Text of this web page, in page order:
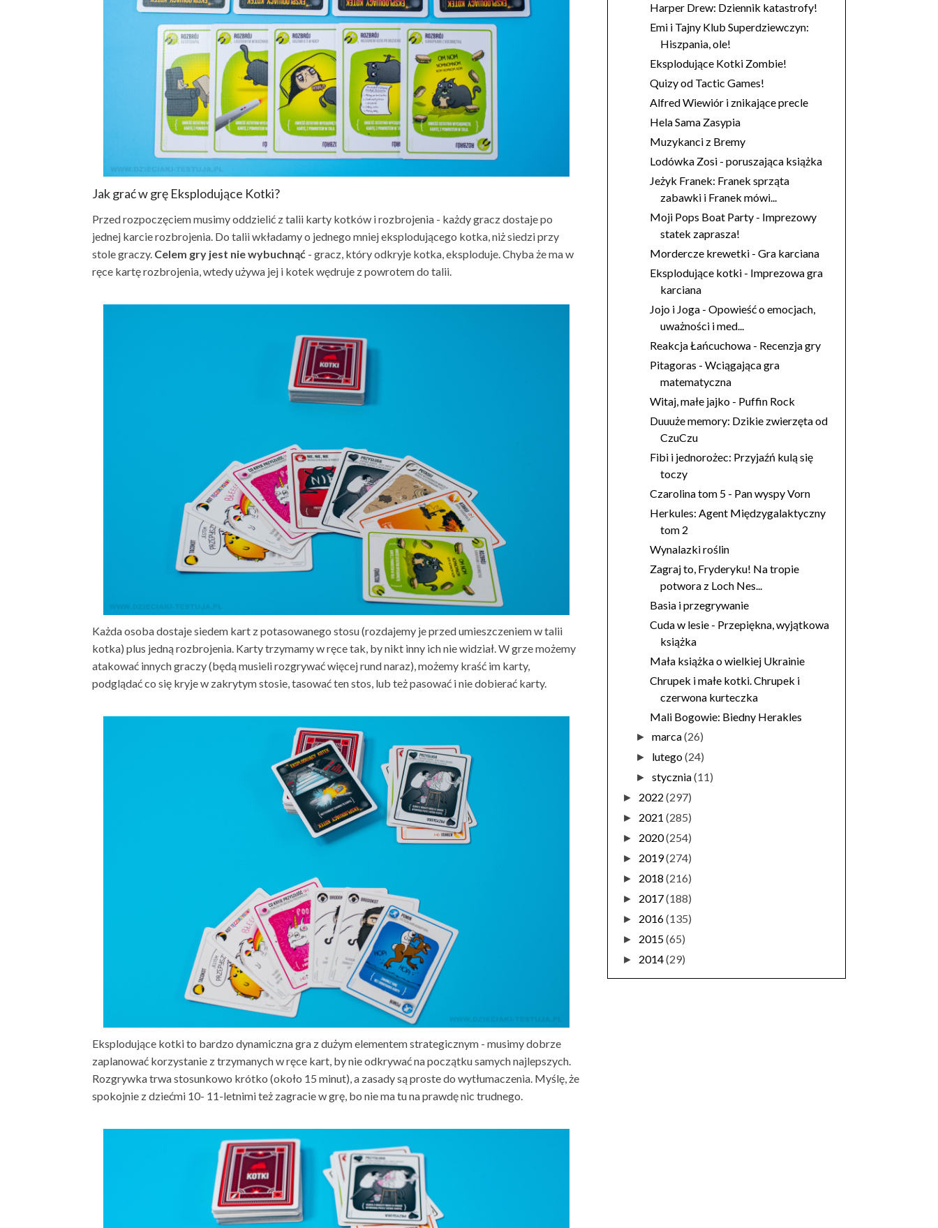
Jak grać w grę Eksplodujące Kotki?
Przed rozpoczęciem musimy oddzielić z talii karty kotków i rozbrojenia - każdy gracz dostaje po
jednej karcie rozbrojenia. Do talii wkładamy o jednego mniej eksplodującego kotka, niż siedzi przy
stole graczy. Celem gry jest nie wybuchnąć - gracz, który odkryje kotka, eksploduje. Chyba że ma w
ręce kartę rozbrojenia, wtedy używa jej i kotek wędruje z powrotem do talii.
Każda osoba dostaje siedem kart z potasowanego stosu (rozdajemy je przed umieszczeniem w talii
kotka) plus jedną rozbrojenia. Karty trzymamy w ręce tak, by nikt inny ich nie widział. W grze możemy
atakować innych graczy (będą musieli rozgrywać więcej rund naraz), możemy kraść im karty,
podglądać co się kryje w zakrytym stosie, tasować ten stos, lub też pasować i nie dobierać karty.
Eksplodujące kotki to bardzo dynamiczna gra z dużym elementem strategicznym - musimy dobrze
zaplanować korzystanie z trzymanych w ręce kart, by nie odkrywać na początku samych najlepszych.
Rozgrywka trwa stosunkowo krótko (około 15 minut), a zasady są proste do wytłumaczenia. Myślę, że
spokojnie z dziećmi 10- 11-letnimi też zagracie w grę, bo nie ma tu na prawdę nic trudnego.
Harper Drew: Dziennik katastrofy!
Emi i Tajny Klub Superdziewczyn:
Hiszpania, ole!
Eksplodujące Kotki Zombie!
Quizy od Tactic Games!
Alfred Wiewiór i znikające precle
Hela Sama Zasypia
Muzykanci z Bremy
Lodówka Zosi - poruszająca książka
Jeżyk Franek: Franek sprząta
zabawki i Franek mówi...
Moji Pops Boat Party - Imprezowy
statek zaprasza!
Mordercze krewetki - Gra karciana
Eksplodujące kotki - Imprezowa gra
karciana
Jojo i Joga - Opowieść o emocjach,
uważności i med...
Reakcja Łańcuchowa - Recenzja gry
Pitagoras - Wciągająca gra
matematyczna
Witaj, małe jajko - Puffin Rock
Duuuże memory: Dzikie zwierzęta od
CzuCzu
Fibi i jednorożec: Przyjaźń kulą się
toczy
Czarolina tom 5 - Pan wyspy Vorn
Herkules: Agent Międzygalaktyczny
tom 2
Wynalazki roślin
Zagraj to, Fryderyku! Na tropie
potwora z Loch Nes...
Basia i przegrywanie
Cuda w lesie - Przepiękna, wyjątkowa
książka
Mała książka o wielkiej Ukrainie
Chrupek i małe kotki. Chrupek i
czerwona kurteczka
Mali Bogowie: Biedny Herakles
►marca(26)
► lutego(24)
►stycznia(11)
► 2022 (297)
► 2021 (285)
► 2020(254)
► 2019(274)
► 2018 (216)
► 2017(188)
► 2016(135)
► 2015(65)
► 2014(29)